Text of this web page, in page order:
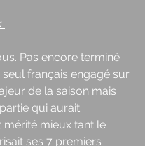
Pas encore terminé
français engagé sur
de la saison mais
qui aurait
mérité mieux tant le
ses 7 premiers